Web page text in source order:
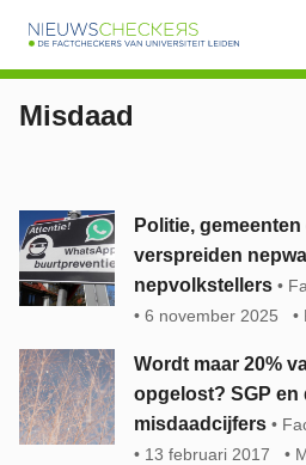
Misdaad
Politie,
verspreiden
nepvolkstellers
6 november 2025
Wordt maar 20%
opgelost? SGP en
misdaadcijfers
13 februari 2017